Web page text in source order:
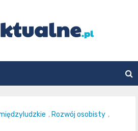
,Rozwój osobisty ,